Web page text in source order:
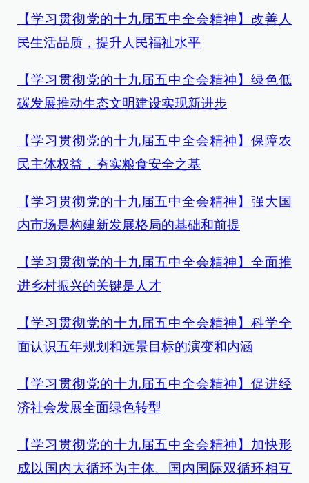
【学习贯彻党的十九届五中全会精神】改善人
民生活品质，提升人民福祉水平
【学习贯彻党的十九届五中全会精神】绿色低
碳发展推动生态文明建设实现新进步
【学习贯彻党的十九届五中全会精神】保障农
民主体权益，夯实粮食安全之基
【学习贯彻党的十九届五中全会精神】强大国
内市场是构建新发展格局的基础和前提
【学习贯彻党的十九届五中全会精神】全面推
进乡村振兴的关键是人才
【学习贯彻党的十九届五中全会精神】科学全
面认识五年规划和远景目标的演变和内涵
【学习贯彻党的十九届五中全会精神】促进经
济社会发展全面绿色转型
【学习贯彻党的十九届五中全会精神】加快形
成以国内大循环为主体、国内国际双循环相互